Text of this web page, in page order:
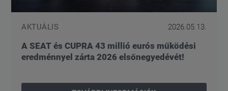
AKTUÁLIS 2026.05.13.
A SEAT és CUPRA 43 millió eurós működési
eredménnyel zárta 2026 elsőnegyedévét!